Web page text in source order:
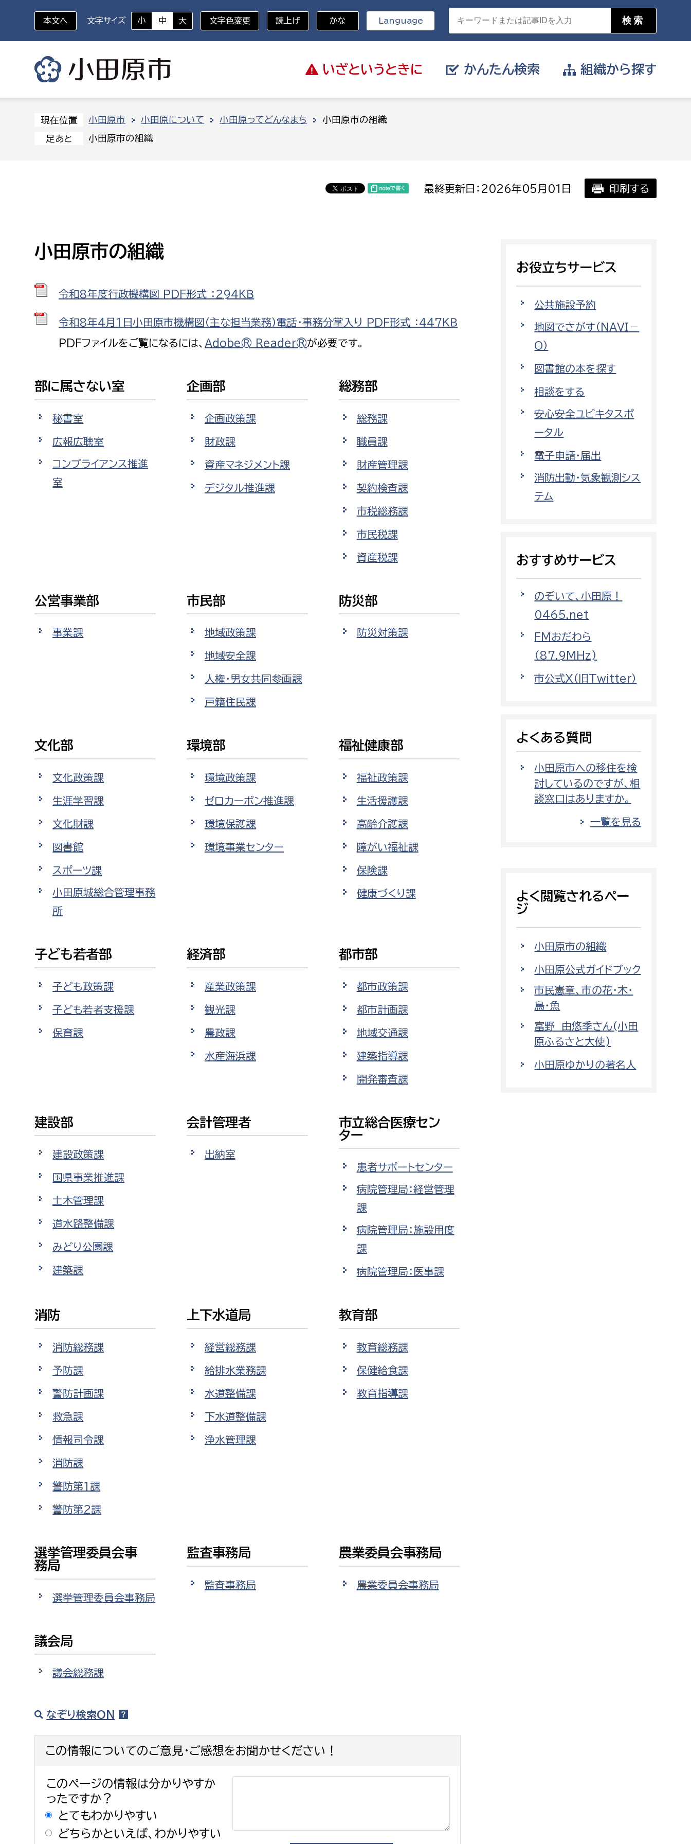
いざと いうときに
いざというときに
かんたん検索
対象者を選択
高校生・大学生など
妊産婦
傷病者
事業者
求職者
分野を選択
市民活動・地域づくり
観光
届け出や申請をしたい
支払いをしたい
働きたい
小田原のことを知りたい
イベント・講座などに参加したい
まちづくりに関わりたい
組織から探す
組織から探す
部に属さない室
職員課
地域政策課
地域安全課
戸籍住民課
防災部
防災対策課
文化政策課
生涯学習課
図書館
スポーツ課
小田原城総合管理事務所
環境部
環境政策課
ゼロカーボン推進課
環境保護課
福祉健康部
福祉政策課
生活援護課
子ども若者部
子ども政策課
子ども若者支援課
経済部
産業政策課
観光課
農政課
都市政策課
建設政策課
国県事業推進課
出納室
患者サポートセンター
病院管理局：経営管理課
消防総務課
予防課
警防計画課
情報司令課
警防第2課
給排水業務課
水道整備課
下水道整備課
保健給食課
教育指導課
監査事務局
監査事務局
農業委員会事務局
農業委員会事務局
本文へ 文字サイズ 小 中 大 文字色変更 読上げ かな Language
現在位置 小田原市 小田原について 小田原ってどんなまち 小田原市の組織
足あと 小田原市の組織
最終更新日：2026年05月01日 印刷する
小田原市の組織
令和8年度行政機構図 PDF形式 ：294ＫＢ
令和8年4月1日小田原市機構図（主な担当業務）電話・事務分掌入り PDF形式 ：447ＫＢ
PDFファイルをご覧になるには、 Adobe® Reader®が必要です。
部に属さない室
秘書室
広報広聴室
コンプライアンス推進
室
企画部
企画政策課
財政課
資産マネジメント課
デジタル推進課
総務部
総務課
職員課
財産管理課
契約検査課
市税総務課
市民税課
資産税課
公営事業部
事業課
市民部
地域政策課
地域安全課
人権・男女共同参画課
戸籍住民課
防災部
防災対策課
文化部
文化政策課
生涯学習課
文化財課
図書館
スポーツ課
小田原城総合管理事務
所
環境部
環境政策課
ゼロカーボン推進課
環境保護課
環境事業センター
福祉健康部
福祉政策課
生活援護課
高齢介護課
障がい福祉課
保険課
健康づくり課
子ども若者部
子ども政策課
子ども若者支援課
保育課
経済部
産業政策課
観光課
農政課
水産海浜課
都市部
都市政策課
都市計画課
地域交通課
建築指導課
開発審査課
建設部
建設政策課
国県事業推進課
土木管理課
道水路整備課
みどり公園課
建築課
会計管理者
出納室
市立総合医療セン
ター
患者サポートセンター
病院管理局：経営管理
課
病院管理局：施設用度
課
病院管理局：医事課
消防
消防総務課
予防課
警防計画課
救急課
情報司令課
消防課
警防第1課
警防第2課
上下水道局
経営総務課
給排水業務課
水道整備課
下水道整備課
浄水管理課
教育部
教育総務課
保健給食課
教育指導課
選挙管理委員会事
務局
選挙管理委員会事務局
監査事務局
監査事務局
農業委員会事務局
農業委員会事務局
議会局
議会総務課
なぞり検索ON
この情報についてのご意見・ご感想をお聞かせください！
このページの情報は分かりやすか
ったですか？
とてもわかりやすい
どちらかといえば、わかりやすい
お役立ちサービス
公共施設予約
地図でさがす（NAVI－
O）
図書館の本を探す
相談をする
安心安全ユビキタスポ
ータル
電子申請・届出
消防出動・気象観測シス
テム
おすすめサービス
のぞいて、小田原！
0465.net
FMおだわら
（87.9MHz)
市公式X（旧Twitter）
よくある質問
小田原市への移住を検
討しているのですが、相
談窓口はありますか。
一覧を見る
よく閲覧されるペー
ジ
小田原市の組織
小田原公式ガイドブック
市民憲章、市の花・木・
鳥・魚
富野 由悠季さん(小田
原ふるさと大使)
小田原ゆかりの著名人